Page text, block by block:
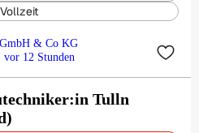
Vollzeit
& Co KG
| vor 12 Stunden
Tulln